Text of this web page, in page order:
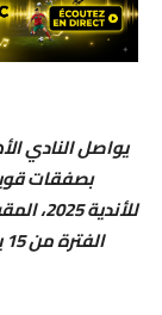
يواصل النادي
بصفقات